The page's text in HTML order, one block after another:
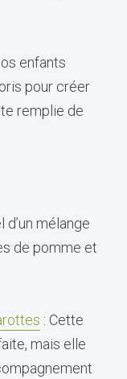
enfants
pour créer
remplie de
d’un mélange
de pomme et
: Cette
mais elle